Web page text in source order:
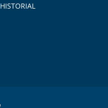
HISTORIAL